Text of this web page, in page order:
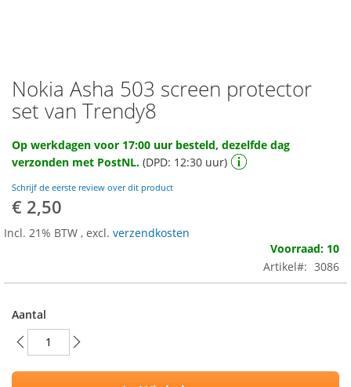
Ga
naar
het
van
de
gallerij
Nokia Asha 503 screen protector
set van Trendy8
Op werkdagen voor 17:00 uur besteld, dezelfde dag
verzonden met PostNL. (DPD: 12:30 uur)
Schrijf de eerste review over dit product
€ 2,50
Incl. 21% BTW , excl. verzendkosten
Voorraad: 10
Artikel
3086
Aantal